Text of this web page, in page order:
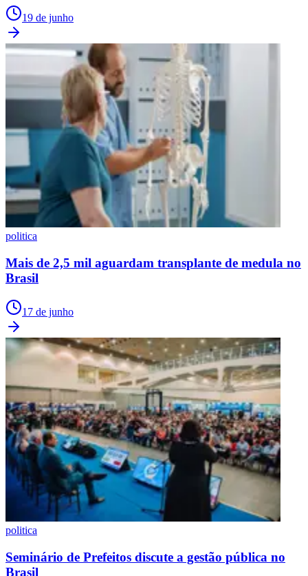
19 de junho
politica
Mais de 2,5 mil aguardam transplante de medula no
Brasil
17 de junho
politica
Seminário de Prefeitos discute a gestão pública no
Brasil